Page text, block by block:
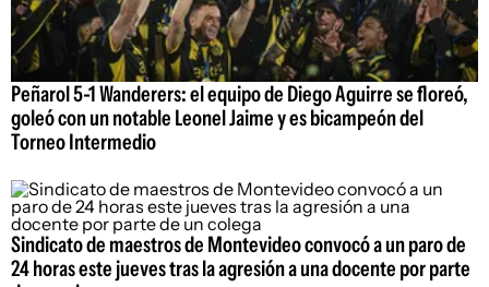
Peñarol 5-1 Wanderers: el equipo de Diego Aguirre se floreó,
goleó con un notable Leonel Jaime y es bicampeón del
Torneo Intermedio
Sindicato de maestros de Montevideo convocó a un paro de
24 horas este jueves tras la agresión a una docente por parte